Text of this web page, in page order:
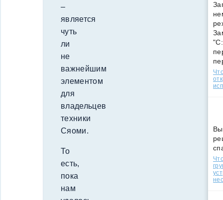
–
является
чуть
ли
не
важнейшим
элементом
для
владельцев
техники
Сяоми.
То
есть,
пока
нам